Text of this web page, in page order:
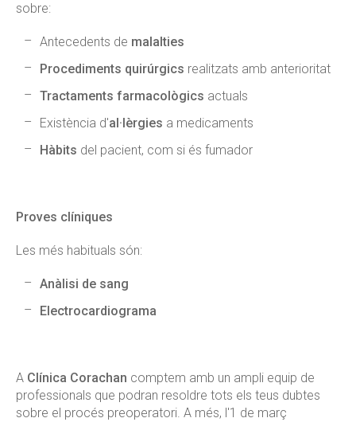
sobre:
Antecedents de malalties
Procediments quirúrgics realitzats amb anterioritat
Tractaments farmacològics actuals
Existència d'al·lèrgies a medicaments
Hàbits del pacient, com si és fumador
Proves clíniques
Les més habituals són:
Anàlisi de sang
Electrocardiograma
A Clínica Corachan comptem amb un ampli equip de
professionals que podran resoldre tots els teus dubtes
sobre el procés preoperatori. A més, l'1 de març